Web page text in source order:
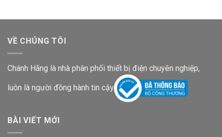
VỀ CHÚNG TÔI
Chánh Hãng là nhà phân phối thiết bị điện chuyên nghiệp,
luôn là người đồng hành tin cậy
BÀI VIẾT MỚI